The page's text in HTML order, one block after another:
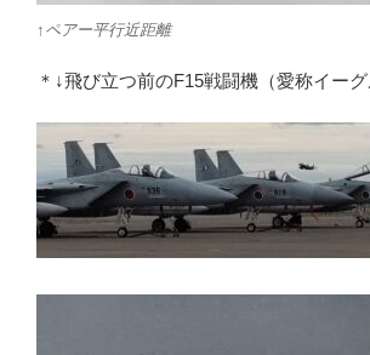
↑ペアー平行近距離
＊↓飛び立つ前のF15戦闘機（愛称イーグ